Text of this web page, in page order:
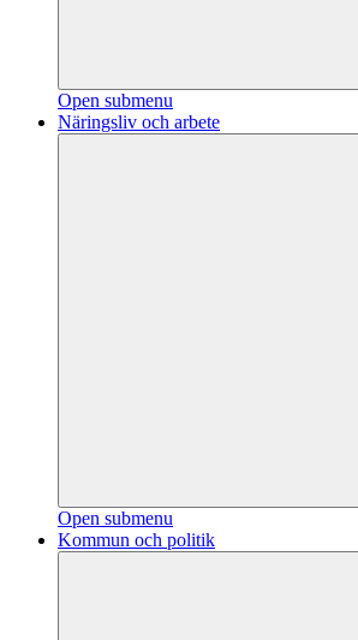
Open submenu
Näringsliv och arbete
Open submenu
Kommun och politik